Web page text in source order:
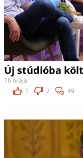
Új stúdióba
16 órája
1
7 49